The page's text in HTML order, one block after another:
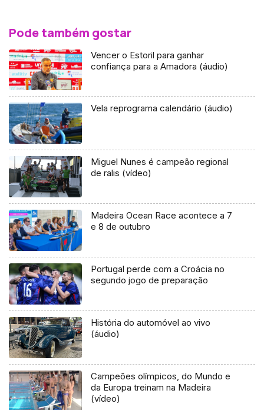
Pode também gostar
Vencer o Estoril para ganhar
confiança para a Amadora (áudio)
Vela reprograma calendário (áudio)
Miguel Nunes é campeão regional
de ralis (vídeo)
Madeira Ocean Race acontece a 7
e 8 de outubro
Portugal perde com a Croácia no
segundo jogo de preparação
História do automóvel ao vivo
(áudio)
Campeões olímpicos, do Mundo e
da Europa treinam na Madeira
(vídeo)